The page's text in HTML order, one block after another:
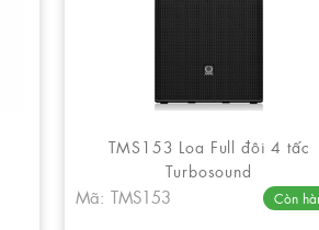
TMS153 Loa Full đôi 4 tấc
Turbosound
Mã: TMS153 Còn